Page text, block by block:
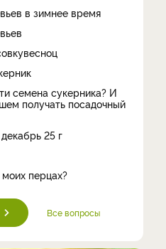
в зимнее время
семена сукерника? И
получать посадочный
25 г
перцах?
Все вопросы